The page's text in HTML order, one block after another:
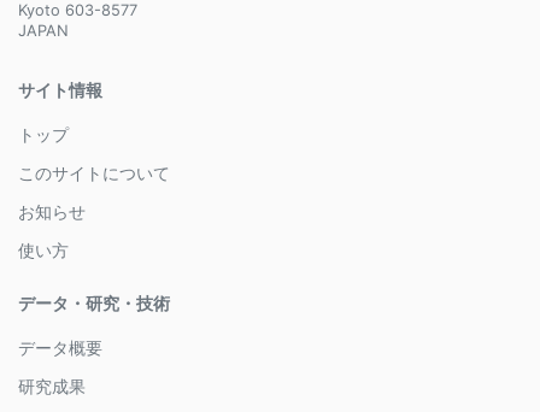
Kyoto 603-8577
JAPAN
サイト情報
トップ
このサイトについて
お知らせ
使い方
データ・研究・技術
データ概要
研究成果